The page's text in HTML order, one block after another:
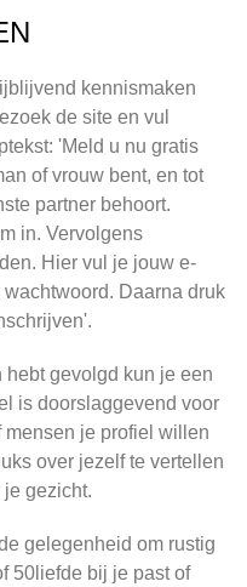
kennismaken
de site en vul
'Meld u nu gratis
of vrouw bent, en tot
partner behoort.
in. Vervolgens
Hier vul je jouw e-
Daarna druk
gevolgd kun je een
is doorslaggevend voor
mensen je profiel willen
over jezelf te vertellen
gezicht.
gelegenheid om rustig
50liefde bij je past of